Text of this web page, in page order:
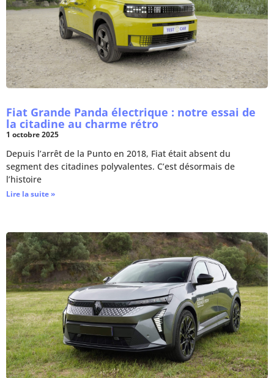
Fiat Grande Panda électrique : notre essai de
la citadine au charme rétro
1 octobre 2025
Depuis l’arrêt de la Punto en 2018, Fiat était absent du
segment des citadines polyvalentes. C’est désormais de
l’histoire
Lire la suite »